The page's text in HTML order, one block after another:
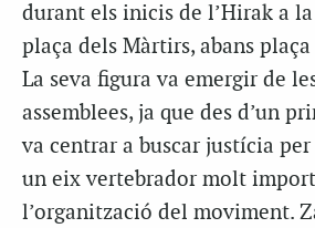
durant els inicis de l’Hirak a
plaça dels Màrtirs, abans
La seva figura va emergir de
assemblees, ja que des d’un
va centrar a buscar justícia
un eix vertebrador molt
l’organització del moviment.